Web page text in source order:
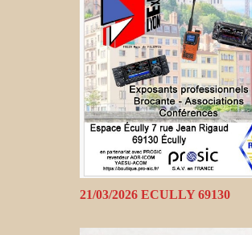
21/03/2026 ECULLY 69130